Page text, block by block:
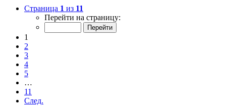
Страница 1 из 11
Перейти на страницу:
1
2
3
4
5
…
11
След.